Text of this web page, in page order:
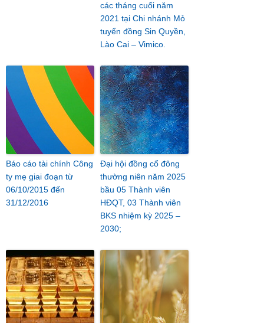
các tháng cuối năm
2021 tại Chi nhánh Mỏ
tuyển đồng Sin Quyền,
Lào Cai – Vimico.
Báo cáo tài chính Công
ty mẹ giai đoạn từ
06/10/2015 đến
31/12/2016
Đại hội đồng cổ đông
thường niên năm 2025
bầu 05 Thành viên
HĐQT, 03 Thành viên
BKS nhiệm kỳ 2025 –
2030;